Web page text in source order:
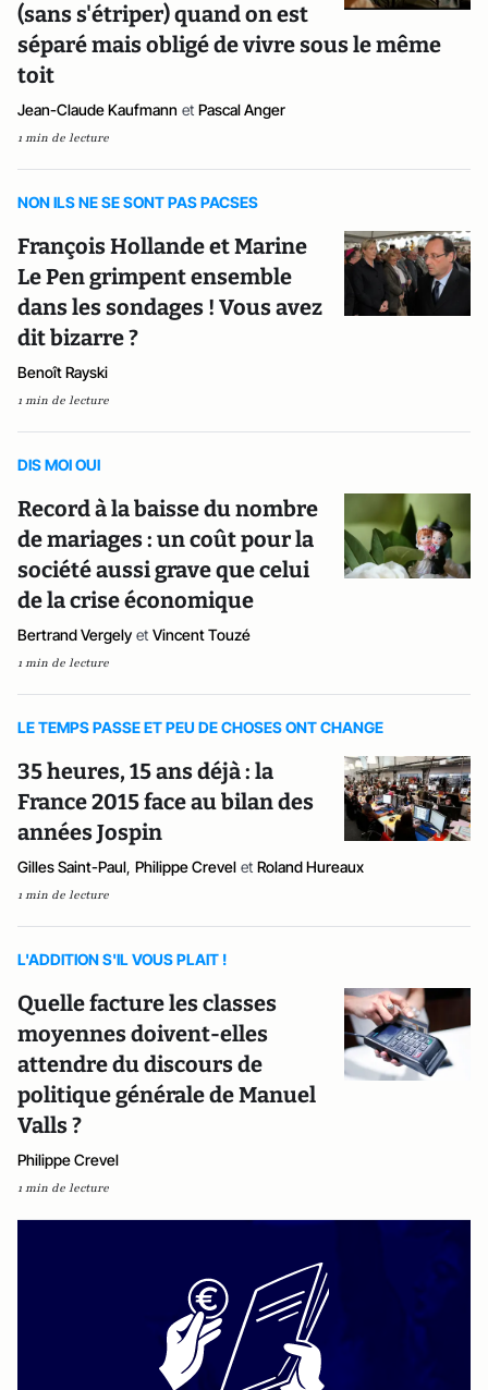
(sans s'étriper) quand on est
séparé mais obligé de vivre sous le même
toit
Jean-Claude Kaufmann et Pascal Anger
1 min de lecture
NON ILS NE SE SONT PAS PACSES
François Hollande et Marine
Le Pen grimpent ensemble
dans les sondages ! Vous avez
dit bizarre ?
Benoît Rayski
1 min de lecture
DIS MOI OUI
Record à la baisse du nombre
de mariages : un coût pour la
société aussi grave que celui
de la crise économique
Bertrand Vergely et Vincent Touzé
1 min de lecture
LE TEMPS PASSE ET PEU DE CHOSES ONT CHANGE
35 heures, 15 ans déjà : la
France 2015 face au bilan des
années Jospin
Gilles Saint-Paul, Philippe Crevel et Roland Hureaux
1 min de lecture
L'ADDITION S'IL VOUS PLAIT !
Quelle facture les classes
moyennes doivent-elles
attendre du discours de
politique générale de Manuel
Valls ?
Philippe Crevel
1 min de lecture